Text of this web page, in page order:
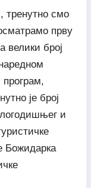
тренутно смо
прву
велики број
програм,
је број
и
Божидарка